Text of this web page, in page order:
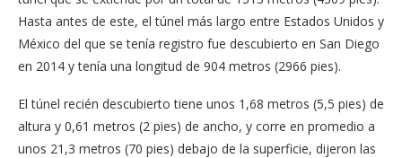
Hasta antes de este, el túnel más largo entre Estados Unidos y
México del que se tenía registro fue descubierto en San Diego
en 2014 y tenía una longitud de 904 metros (2966 pies).
El túnel recién descubierto tiene unos 1,68 metros (5,5 pies) de
altura y 0,61 metros (2 pies) de ancho, y corre en promedio a
unos 21,3 metros (70 pies) debajo de la superficie, dijeron las